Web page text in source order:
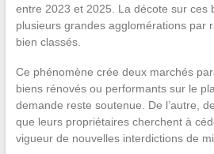
entre 2023 et 2025. La décote sur ces
plusieurs grandes agglomérations par
bien classés.
Ce phénomène crée deux marchés
biens rénovés ou performants sur le
demande reste soutenue. De l’autre,
que leurs propriétaires cherchent à
vigueur de nouvelles interdictions de